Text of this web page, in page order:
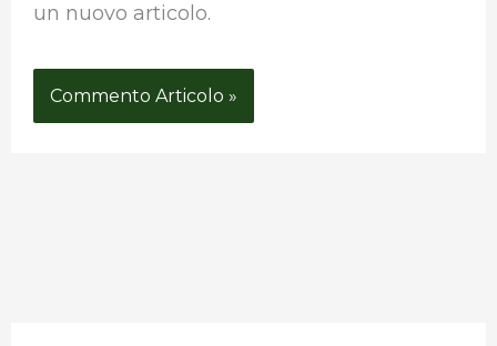
un nuovo articolo.